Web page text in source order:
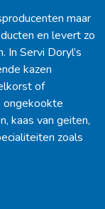
maar
en levert zo
Servi Doryl’s
kazen
of
ongekookte
kaas van geiten,
zoals